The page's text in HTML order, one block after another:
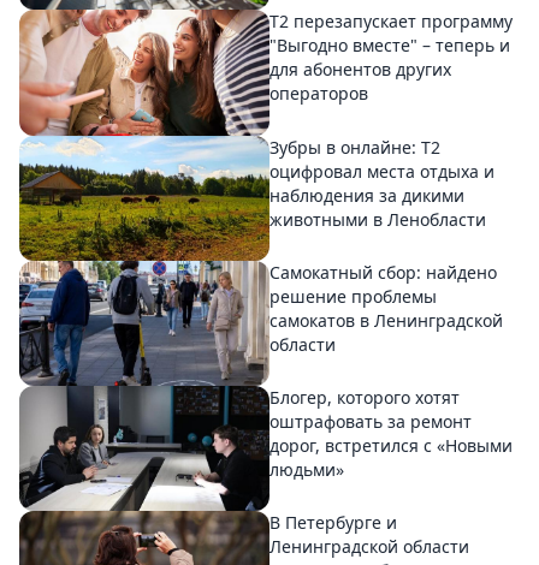
Т2 перезапускает программу
"Выгодно вместе" – теперь и
для абонентов других
операторов
Зубры в онлайне: Т2
оцифровал места отдыха и
наблюдения за дикими
животными в Ленобласти
Самокатный сбор: найдено
решение проблемы
самокатов в Ленинградской
области
Блогер, которого хотят
оштрафовать за ремонт
дорог, встретился с «Новыми
людьми»
В Петербурге и
Ленинградской области